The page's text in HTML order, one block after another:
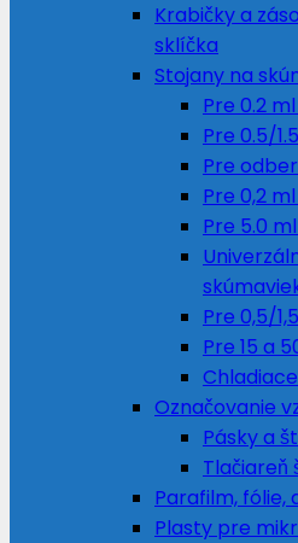
Krabičky a
sklíčka
Stojany na
Pre 0.2
Pre 0.5/
Pre
Pre 0,2
Pre 5.0
Pre 0,5/
Pre 15 a
Označovanie
Pásky a
Parafilm, fólie,
Plasty pre